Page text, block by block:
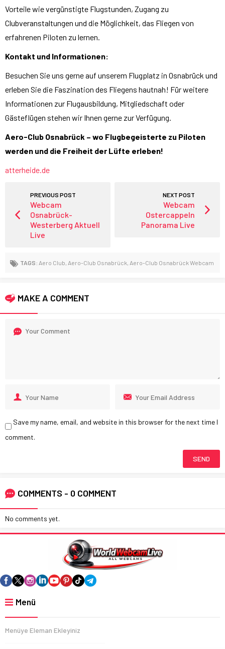
Vorteile wie vergünstigte Flugstunden, Zugang zu
Clubveranstaltungen und die Möglichkeit, das Fliegen von
erfahrenen Piloten zu lernen.
Kontakt und Informationen:
Besuchen Sie uns gerne auf unserem Flugplatz in Osnabrück und
erleben Sie die Faszination des Fliegens hautnah! Für weitere
Informationen zur Flugausbildung, Mitgliedschaft oder
Gästeflügen stehen wir Ihnen gerne zur Verfügung.
Aero-Club Osnabrück – wo Flugbegeisterte zu Piloten
werden und die Freiheit der Lüfte erleben!
atterheide.de
PREVIOUS POST
Webcam
Osnabrück-
Westerberg Aktuell
Live
NEXT POST
Webcam
Ostercappeln
Panorama Live
TAGS: Aero Club, Aero-Club Osnabrück, Aero-Club Osnabrück Webcam
MAKE A COMMENT
Save my name, email, and website in this browser for the next time I
comment.
COMMENTS - 0 COMMENT
No comments yet.
Menü
Menüye Eleman Ekleyiniz